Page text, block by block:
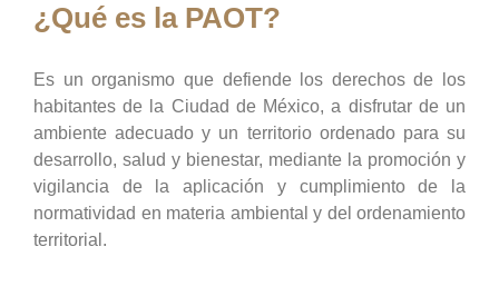
¿Qué es la PAOT?
Es un organismo que defiende los derechos de los
habitantes de la Ciudad de México, a disfrutar de un
ambiente adecuado y un territorio ordenado para su
desarrollo, salud y bienestar, mediante la promoción y
vigilancia de la aplicación y cumplimiento de la
normatividad en materia ambiental y del ordenamiento
territorial.